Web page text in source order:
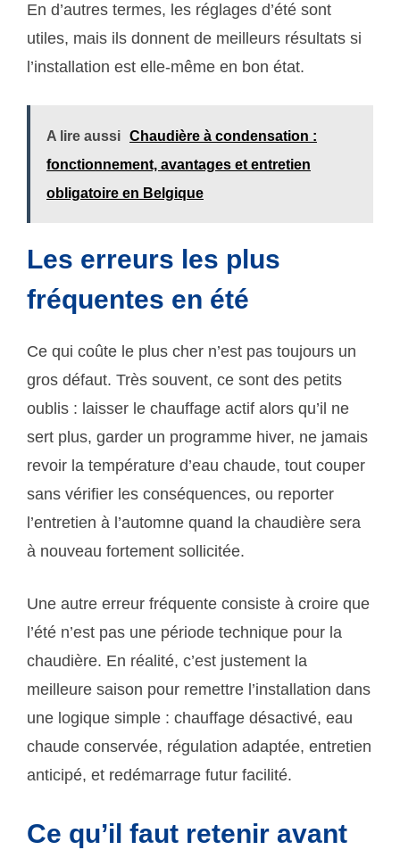
En d’autres termes, les réglages d’été sont
utiles, mais ils donnent de meilleurs résultats si
l’installation est elle-même en bon état.
A lire aussi Chaudière à condensation :
fonctionnement, avantages et entretien
obligatoire en Belgique
Les erreurs les plus
fréquentes en été
Ce qui coûte le plus cher n’est pas toujours un
gros défaut. Très souvent, ce sont des petits
oublis : laisser le chauffage actif alors qu’il ne
sert plus, garder un programme hiver, ne jamais
revoir la température d’eau chaude, tout couper
sans vérifier les conséquences, ou reporter
l’entretien à l’automne quand la chaudière sera
à nouveau fortement sollicitée.
Une autre erreur fréquente consiste à croire que
l’été n’est pas une période technique pour la
chaudière. En réalité, c’est justement la
meilleure saison pour remettre l’installation dans
une logique simple : chauffage désactivé, eau
chaude conservée, régulation adaptée, entretien
anticipé, et redémarrage futur facilité.
Ce qu’il faut retenir avant